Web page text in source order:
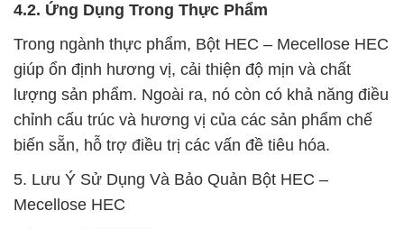
4.2. Ứng Dụng Trong Thực Phẩm
Trong ngành thực phẩm, Bột HEC – Mecellose HEC
giúp ổn định hương vị, cải thiện độ mịn và chất
lượng sản phẩm. Ngoài ra, nó còn có khả năng điều
chỉnh cấu trúc và hương vị của các sản phẩm chế
biến sẵn, hỗ trợ điều trị các vấn đề tiêu hóa.
5. Lưu Ý Sử Dụng Và Bảo Quản Bột HEC –
Mecellose HEC